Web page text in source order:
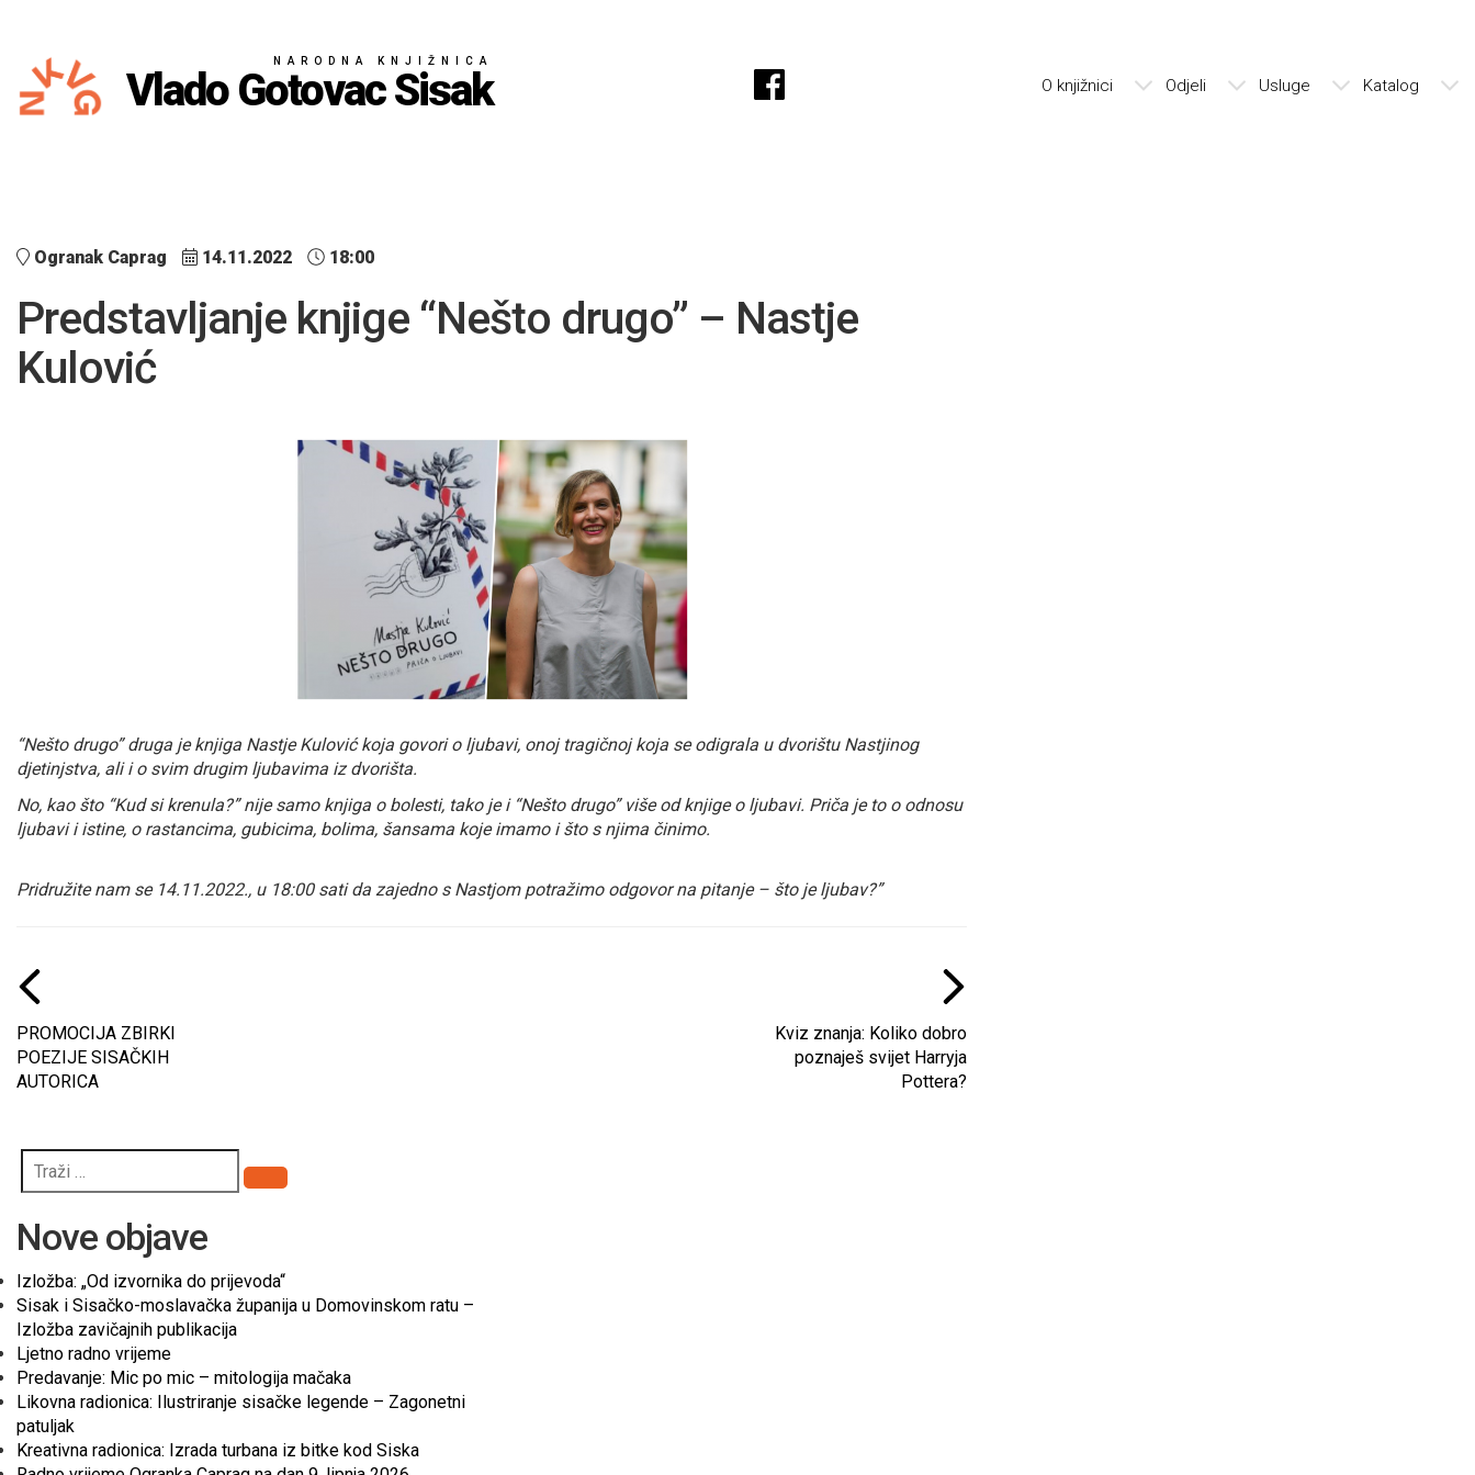
NARODNA KNJIŽNICA
Vlado Gotovac Sisak O knjižnici Odjeli Usluge Katalog
Ogranak Caprag 14.11.2022 18:00
Predstavljanje knjige “Nešto drugo” – Nastje
Kulović
“Nešto drugo” druga je knjiga Nastje Kulović koja govori o ljubavi, onoj tragičnoj koja se odigrala u dvorištu Nastjinog
djetinjstva, ali i o svim drugim ljubavima iz dvorišta.
No, kao što “Kud si krenula?” nije samo knjiga o bolesti, tako je i “Nešto drugo” više od knjige o ljubavi. Priča je to o odnosu
ljubavi i istine, o rastancima, gubicima, bolima, šansama koje imamo i što s njima činimo.
Pridružite nam se 14.11.2022., u 18:00 sati da zajedno s Nastjom potražimo odgovor na pitanje – što je ljubav?”
PROMOCIJA ZBIRKI
POEZIJE SISAČKIH
AUTORICA
Kviz znanja: Koliko dobro
poznaješ svijet Harryja
Pottera?
Pretraži
Nove objave
Izložba: „Od izvornika do prijevoda“
Sisak i Sisačko-moslavačka županija u Domovinskom ratu –
Izložba zavičajnih publikacija
Ljetno radno vrijeme
Predavanje: Mic po mic – mitologija mačaka
Likovna radionica: Ilustriranje sisačke legende – Zagonetni
patuljak
Kreativna radionica: Izrada turbana iz bitke kod Siska